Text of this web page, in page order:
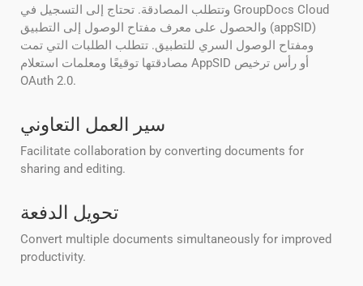
وتتطلب المصادقة. تحتاج إلى التسجيل في GroupDocs Cloud
والحصول على معرف مفتاح الوصول إلى التطبيق (appSID)
ومفتاح الوصول السري للتطبيق. تتطلب الطلبات التي تمت
مصادقتها توقيعًا ومعلمات استعلام AppSID أو رأس ترخيص
OAuth 2.0.
سير العمل التعاوني
Facilitate collaboration by converting documents for
sharing and editing.
تحويل الدفعة
Convert multiple documents simultaneously for improved
productivity.